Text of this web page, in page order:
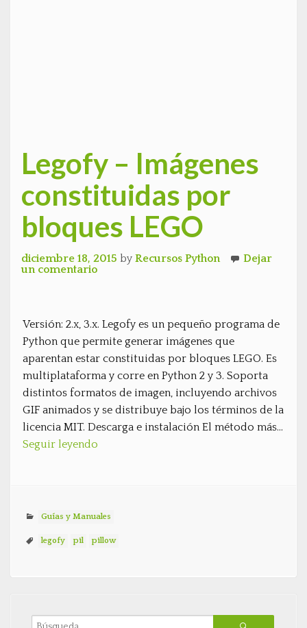
Legofy – Imágenes
constituidas por
bloques LEGO
diciembre 18, 2015 by Recursos Python
Dejar
un comentario
Versión: 2.x, 3.x. Legofy es un pequeño programa de
Python que permite generar imágenes que
aparentan estar constituidas por bloques LEGO. Es
multiplataforma y corre en Python 2 y 3. Soporta
distintos formatos de imagen, incluyendo archivos
GIF animados y se distribuye bajo los términos de la
licencia MIT. Descarga e instalación El método más…
Seguir leyendo
Guías y Manuales
legofy pil pillow